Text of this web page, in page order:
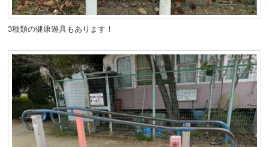
3種類の健康遊具もあります！